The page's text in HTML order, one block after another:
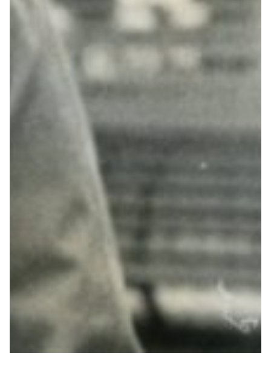
Robe di Kappa x Genoa
Red&Blue Voices
Caffè Boasi x Genoa
Helan x Genoa
Isolani x Genoa